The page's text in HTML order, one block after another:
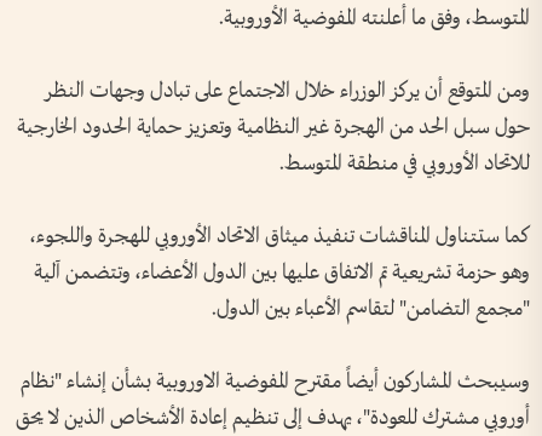
المتوسط، وفق ما أعلنته المفوضية الأوروبية.
ومن المتوقع أن يركز الوزراء خلال الاجتماع على تبادل وجهات النظر
حول سبل الحد من الهجرة غير النظامية وتعزيز حماية الحدود الخارجية
للاتحاد الأوروبي في منطقة المتوسط.
كما ستتناول المناقشات تنفيذ ميثاق الاتحاد الأوروبي للهجرة واللجوء،
وهو حزمة تشريعية تم الاتفاق عليها بين الدول الأعضاء، وتتضمن آلية
"مجمع التضامن" لتقاسم الأعباء بين الدول.
وسيبحث المشاركون أيضاً مقترح المفوضية الاوروبية بشأن إنشاء "نظام
أوروبي مشترك للعودة"، يهدف إلى تنظيم إعادة الأشخاص الذين لا يحق